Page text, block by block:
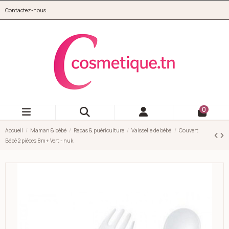
Contactez-nous
0
Accueil Maman & bébé Repas & puériculture Vaisselle de bébé
Couvert
Bébé 2 pièces 8m+ Vert - nuk